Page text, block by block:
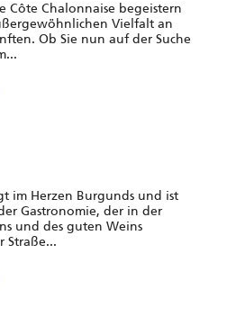
Côte Chalonnaise begeistern
Vielfalt an
Ob Sie nun auf der Suche
im Herzen Burgunds und ist
Gastronomie, der in der
und des guten Weins
Straße...